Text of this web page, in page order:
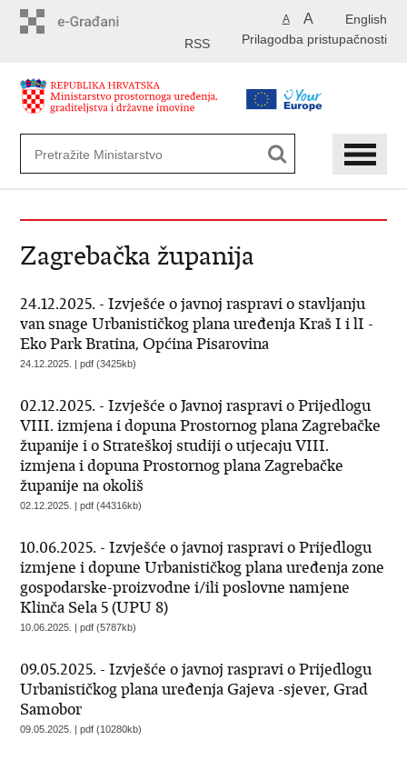
English
A A
Prilagodba pristupačnosti
RSS
Zagrebačka županija
24.12.2025. - Izvješće o javnoj raspravi o stavljanju
van snage Urbanističkog plana uređenja Kraš I i lI -
Eko Park Bratina, Općina Pisarovina
24.12.2025. | pdf (3425kb)
02.12.2025. - Izvješće o Javnoj raspravi o Prijedlogu
VIII. izmjena i dopuna Prostornog plana Zagrebačke
županije i o Strateškoj studiji o utjecaju VIII.
izmjena i dopuna Prostornog plana Zagrebačke
županije na okoliš
02.12.2025. | pdf (44316kb)
10.06.2025. - Izvješće o javnoj raspravi o Prijedlogu
izmjene i dopune Urbanističkog plana uređenja zone
gospodarske-proizvodne i/ili poslovne namjene
Klinča Sela 5 (UPU 8)
10.06.2025. | pdf (5787kb)
09.05.2025. - Izvješće o javnoj raspravi o Prijedlogu
Urbanističkog plana uređenja Gajeva -sjever, Grad
Samobor
09.05.2025. | pdf (10280kb)